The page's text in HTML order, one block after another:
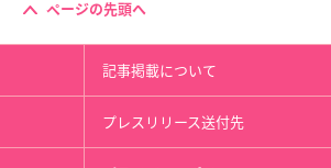
ページの先頭へ
記事掲載について
プレスリリース送付先